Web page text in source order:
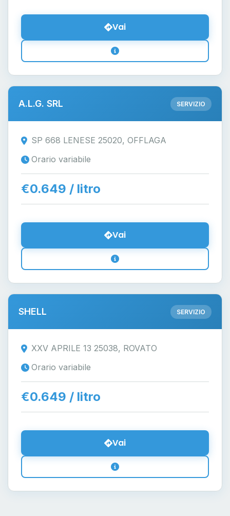
Vai
A.L.G. SRL SERVIZIO
SP 668 LENESE 25020, OFFLAGA
Orario variabile
€0.649 / litro
Vai
SHELL SERVIZIO
XXV APRILE 13 25038, ROVATO
Orario variabile
€0.649 / litro
Vai